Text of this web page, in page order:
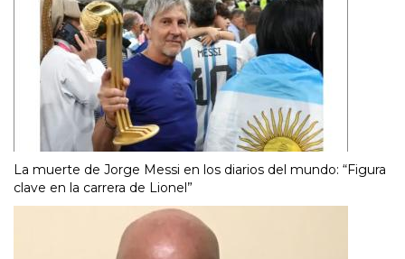
La muerte de Jorge Messi en los diarios del mundo: “Figura
clave en la carrera de Lionel”